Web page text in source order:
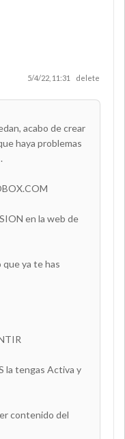
5/4/22, 11:31 delete
acabo de crear
haya problemas
en la web de
que ya te has
la tengas Activa y
contenido del